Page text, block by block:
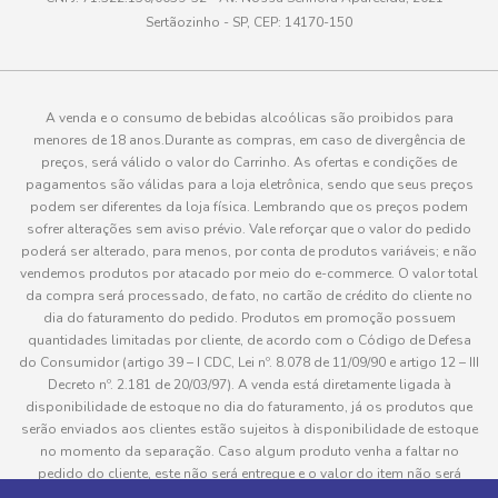
Sertãozinho - SP, CEP: 14170-150
A venda e o consumo de bebidas alcoólicas são proibidos para
menores de 18 anos.Durante as compras, em caso de divergência de
preços, será válido o valor do Carrinho. As ofertas e condições de
pagamentos são válidas para a loja eletrônica, sendo que seus preços
podem ser diferentes da loja física. Lembrando que os preços podem
sofrer alterações sem aviso prévio. Vale reforçar que o valor do pedido
poderá ser alterado, para menos, por conta de produtos variáveis; e não
vendemos produtos por atacado por meio do e-commerce. O valor total
da compra será processado, de fato, no cartão de crédito do cliente no
dia do faturamento do pedido. Produtos em promoção possuem
quantidades limitadas por cliente, de acordo com o Código de Defesa
do Consumidor (artigo 39 – I CDC, Lei nº. 8.078 de 11/09/90 e artigo 12 – III
Decreto nº. 2.181 de 20/03/97). A venda está diretamente ligada à
disponibilidade de estoque no dia do faturamento, já os produtos que
serão enviados aos clientes estão sujeitos à disponibilidade de estoque
no momento da separação. Caso algum produto venha a faltar no
pedido do cliente, este não será entregue e o valor do item não será